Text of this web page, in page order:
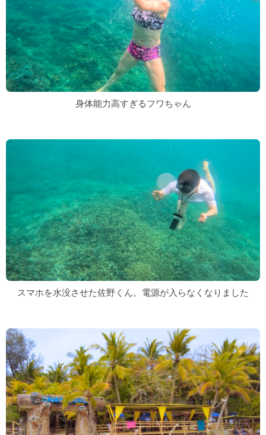
身体能力高すぎるフワちゃん
スマホを水没させた佐野くん。電源が入らなくなりました